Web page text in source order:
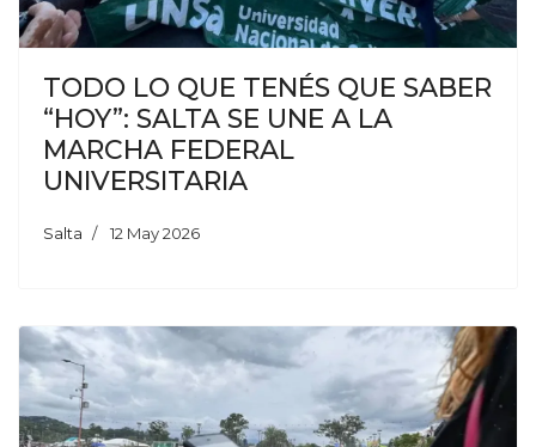
TODO LO QUE TENÉS QUE SABER
“HOY”: SALTA SE UNE A LA
MARCHA FEDERAL
UNIVERSITARIA
Salta 12 May 2026